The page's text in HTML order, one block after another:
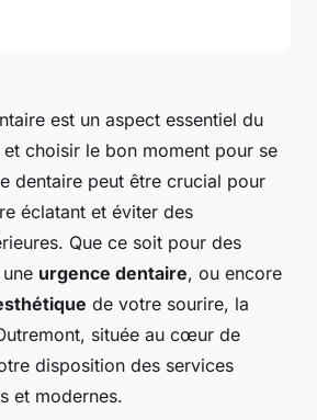
est un aspect essentiel du
choisir le bon moment pour se
dentaire peut être crucial pour
éclatant et éviter des
Que ce soit pour des
urgence dentaire, ou encore
de votre sourire, la
située au cœur de
disposition des services
et modernes.